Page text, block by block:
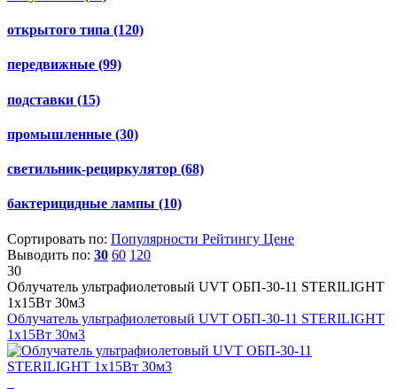
открытого типа (120)
передвижные (99)
подставки (15)
промышленные (30)
светильник-рециркулятор (68)
бактерицидные лампы (10)
Сортировать по: Популярности Рейтингу Цене
Выводить по: 30 60 120
30
Облучатель ультрафиолетовый UVT ОБП-30-11 STERILIGHT
1х15Вт 30м3
Облучатель ультрафиолетовый UVT ОБП-30-11 STERILIGHT
1х15Вт 30м3